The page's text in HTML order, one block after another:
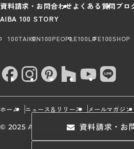
資料請求・お
資料請求・お問合わせ よくある質問 ブロ
AIBA 100 STORY
100TAIKEN100PEOPLE100LIFE100SHOP
ホーム ニュース＆リリース メールマガジン
© 2025 AIBA Group All rights